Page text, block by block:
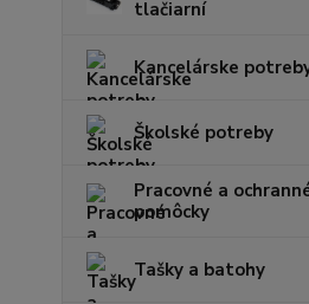
tlačiarní
Kancelárske
Školské potreby
Pracovné a
pomôcky
Tašky a batohy